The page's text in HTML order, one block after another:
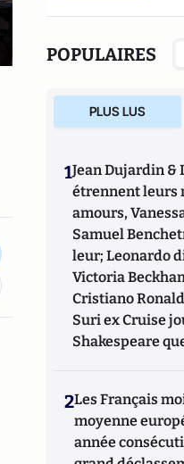
Administrateur du
1998 à 2006 et de 2010
POPULAIRES
PLUS LUS
1Jean Dujardin &
étrennent leurs
amours,
Samuel
leur; Leonardo
Victoria
Cristiano
Suri ex Cruise
Shakespeare
2Les Français
moyenne
année